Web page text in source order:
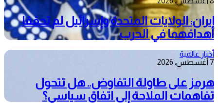
إيران: الولايات المتحدة وإسرائيل لم تحققا
أهدافهما في الحرب
أخبار عالمية
7 أغسطس، 2026
هرمز على طاولة التفاوض.. هل تتحول
تفاهمات الملاحة إلى اتفاق سياسي؟